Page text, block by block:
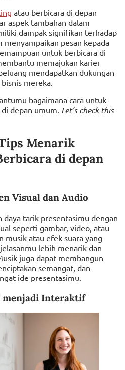
atau berbicara di depan
aspek tambahan dalam
dampak signifikan terhadap
menyampaikan pesan kepada
untuk berbicara di
memajukan karier
mendapatkan dukungan
mereka.
bagaimana cara untuk
depan umum. Let’s check this
Menarik
di depan
Visual dan Audio
daya tarik presentasimu dengan
seperti gambar, video, atau
musik atau efek suara yang
lebih menarik dan
juga dapat membangun
semangat, dan
ide presentasimu.
menjadi Interaktif